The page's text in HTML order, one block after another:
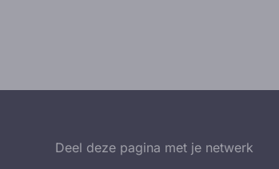
Deel deze pagina met je netwerk